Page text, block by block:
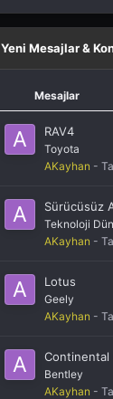
Yeni Mesajlar &
Mesajlar
RAV4
Toyota
AKayhan -
Sürücüsüz
Teknoloji
AKayhan -
Lotus
Geely
AKayhan -
Continental
Bentley
AKayhan -